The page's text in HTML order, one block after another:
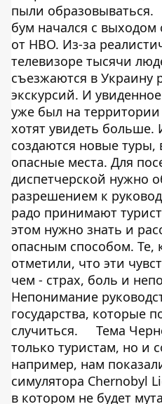
пыли образовываться.
бум начался с выходом
от HBO. Из-за
телевизоре тысячи
съезжаются в Украину
экскурсий. И
уже был на
хотят увидеть
создаются новые
опасные места. Для
диспетчерской нужно
разрешением к
радо принимают
этом нужно знать и
опасным способом. Те,
отметили, что эти
чем - страх, боль и
Непонимание
государства, которые
случиться.
Тема
только туристам, но и
например, нам
симулятора Chernobyl
в котором не будет